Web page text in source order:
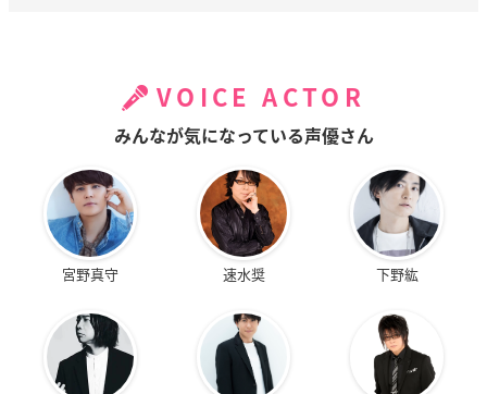
VOICE ACTOR
みんなが気になっている声優さん
宮野真守 速水奨 下野紘